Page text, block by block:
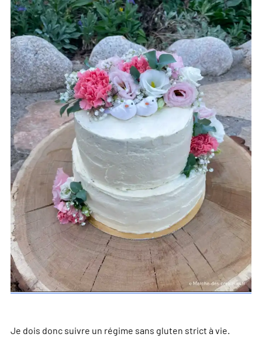
Je dois donc suivre un régime sans gluten strict à vie.